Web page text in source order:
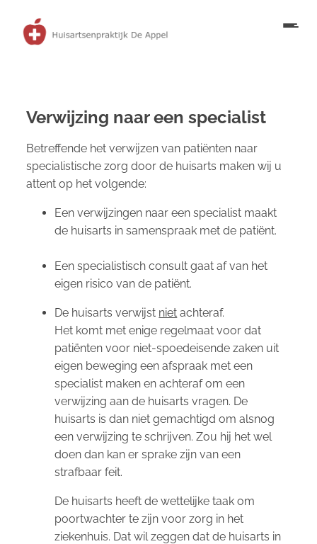
Verwijzing naar een specialist
Betreffende het verwijzen van patiënten naar
specialistische zorg door de huisarts maken wij u
attent op het volgende:
Een verwijzingen naar een specialist maakt
de huisarts in samenspraak met de patiënt.
Een specialistisch consult gaat af van het
eigen risico van de patiënt.
De huisarts verwijst niet achteraf.
Het komt met enige regelmaat voor dat
patiënten voor niet-spoedeisende zaken uit
eigen beweging een afspraak met een
specialist maken en achteraf om een
verwijzing aan de huisarts vragen. De
huisarts is dan niet gemachtigd om alsnog
een verwijzing te schrijven. Zou hij het wel
doen dan kan er sprake zijn van een
strafbaar feit.
De huisarts heeft de wettelijke taak om
poortwachter te zijn voor zorg in het
ziekenhuis. Dat wil zeggen dat de huisarts in